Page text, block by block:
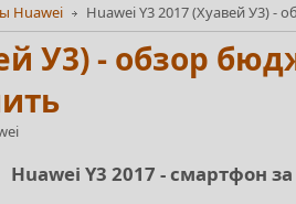
Huawei Huawei Y3 2017 (Хуавей У3) -
У3) - обзор
Huawei Y3 2017 - смартфон